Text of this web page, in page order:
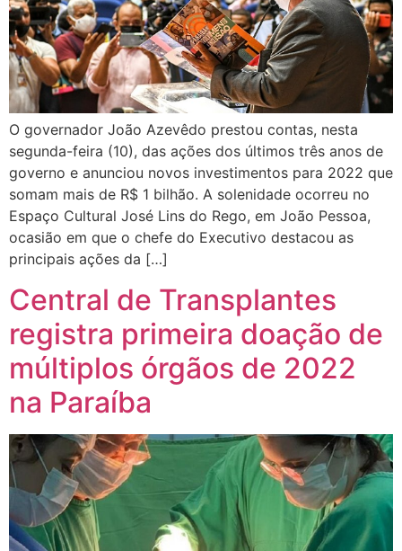
O governador João Azevêdo prestou contas, nesta
segunda-feira (10), das ações dos últimos três anos de
governo e anunciou novos investimentos para 2022 que
somam mais de R$ 1 bilhão. A solenidade ocorreu no
Espaço Cultural José Lins do Rego, em João Pessoa,
ocasião em que o chefe do Executivo destacou as
principais ações da […]
Central de Transplantes
registra primeira doação de
múltiplos órgãos de 2022
na Paraíba